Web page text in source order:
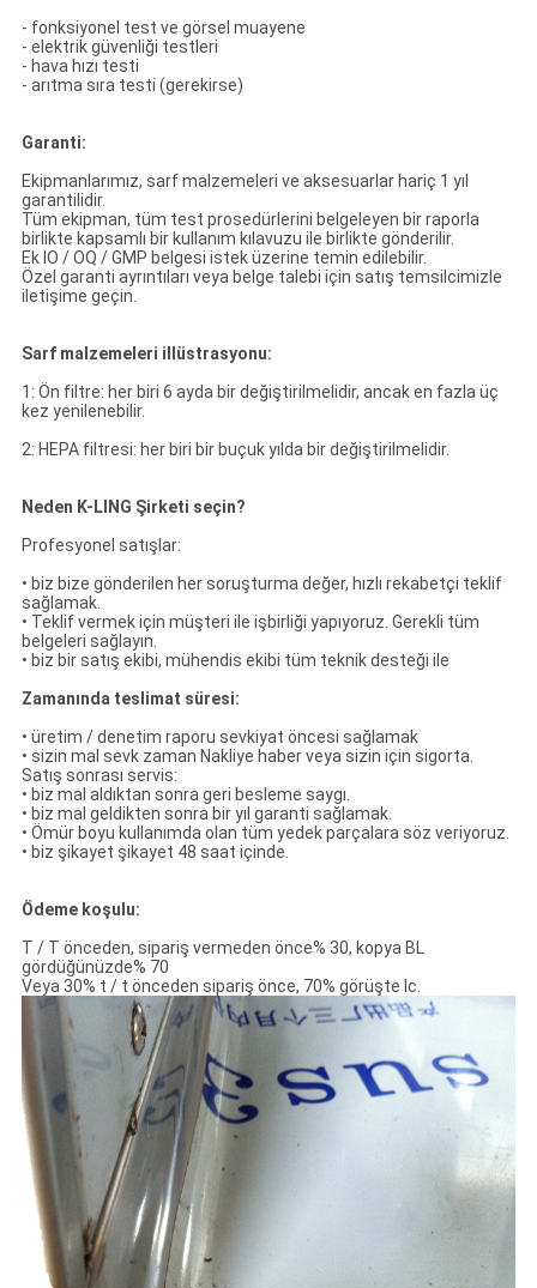
- fonksiyonel test ve görsel muayene
- elektrik güvenliği testleri
- hava hızı testi
- arıtma sıra testi (gerekirse)
Garanti:
Ekipmanlarımız, sarf malzemeleri ve aksesuarlar hariç 1 yıl
garantilidir.
Tüm ekipman, tüm test prosedürlerini belgeleyen bir raporla
birlikte kapsamlı bir kullanım kılavuzu ile birlikte gönderilir.
Ek IO / OQ / GMP belgesi istek üzerine temin edilebilir.
Özel garanti ayrıntıları veya belge talebi için satış temsilcimizle
iletişime geçin.
Sarf malzemeleri illüstrasyonu:
1: Ön filtre: her biri 6 ayda bir değiştirilmelidir, ancak en fazla üç
kez yenilenebilir.
2: HEPA filtresi: her biri bir buçuk yılda bir değiştirilmelidir.
Neden K-LING Şirketi seçin?
Profesyonel satışlar:
• biz bize gönderilen her soruşturma değer, hızlı rekabetçi teklif
sağlamak.
• Teklif vermek için müşteri ile işbirliği yapıyoruz. Gerekli tüm
belgeleri sağlayın.
• biz bir satış ekibi, mühendis ekibi tüm teknik desteği ile
Zamanında teslimat süresi:
• üretim / denetim raporu sevkiyat öncesi sağlamak
• sizin mal sevk zaman Nakliye haber veya sizin için sigorta.
Satış sonrası servis:
• biz mal aldıktan sonra geri besleme saygı.
• biz mal geldikten sonra bir yıl garanti sağlamak.
• Ömür boyu kullanımda olan tüm yedek parçalara söz veriyoruz.
• biz şikayet şikayet 48 saat içinde.
Ödeme koşulu:
T / T önceden, sipariş vermeden önce% 30, kopya BL
gördüğünüzde% 70
Veya 30% t / t önceden sipariş önce, 70% görüşte lc.